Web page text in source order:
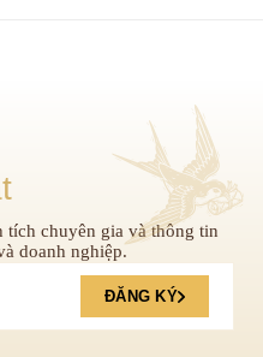
tích chuyên gia và thông tin
doanh nghiệp.
ĐĂNG KÝ